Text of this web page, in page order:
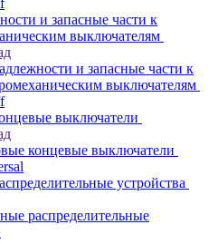
и запасные части к
выключателям
и запасные части к
выключателям
выключатели
концевые выключатели
устройства
распределительные